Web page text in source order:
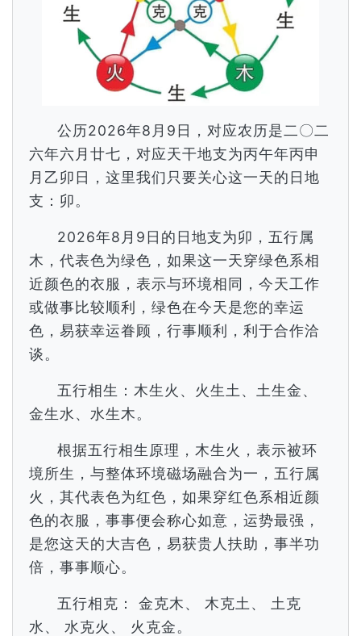
公历2026年8月9日，对应农历是二〇二
六年六月廿七，对应天干地支为丙午年丙申
月乙卯日，这里我们只要关心这一天的日地
支：卯。
2026年8月9日的日地支为卯，五行属
木，代表色为绿色，如果这一天穿绿色系相
近颜色的衣服，表示与环境相同，今天工作
或做事比较顺利，绿色在今天是您的幸运
色，易获幸运眷顾，行事顺利，利于合作洽
谈。
五行相生：木生火、火生土、土生金、
金生水、水生木。
根据五行相生原理，木生火，表示被环
境所生，与整体环境磁场融合为一，五行属
火，其代表色为红色，如果穿红色系相近颜
色的衣服，事事便会称心如意，运势最强，
是您这天的大吉色，易获贵人扶助，事半功
倍，事事顺心。
五行相克： 金克木、 木克土、 土克
水、 水克火、 火克金。